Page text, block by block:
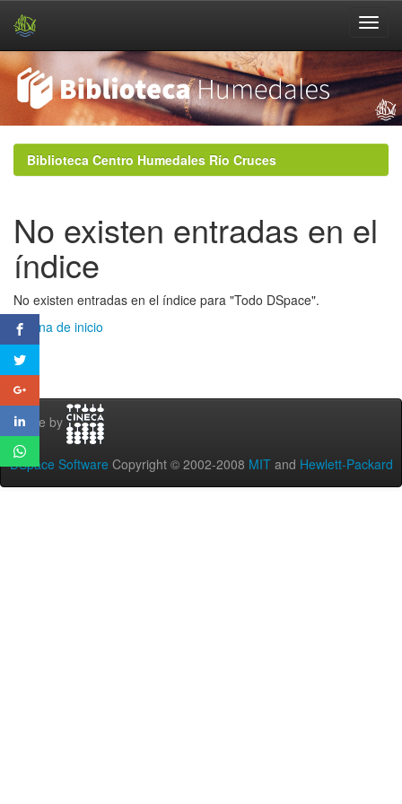
navigationBiblioteca Centro Humedales Río Cruces
No existen entradas en el
índice
No existen entradas en el índice para "Todo DSpace".
Página de inicio
Theme by
DSpace Software Copyright © 2002-2008 MIT and Hewlett-Packard